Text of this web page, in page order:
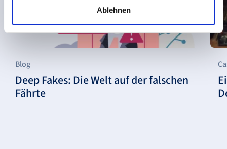
Ablehnen
Blog
Deep Fakes: Die Welt auf der falschen
Fährte